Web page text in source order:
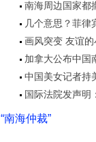
南海周边国家都
几个意思？菲律
画风突变 友谊
加拿大公布中国
中国美女记者持
国际法院发声明
“南海仲裁”